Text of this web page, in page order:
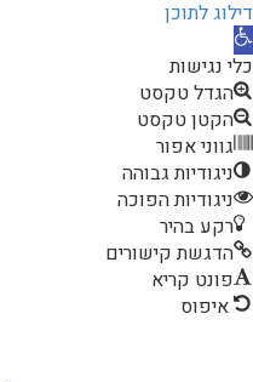
דילוג לתוכן
פתח
סרגל
נגישות
כלי נגישות
הגדל טקסט
הקטן טקסט
גווני אפור
ניגודיות גבוהה
ניגודיות הפוכה
רקע בהיר
הדגשת קישורים
פונט קריא
איפוס